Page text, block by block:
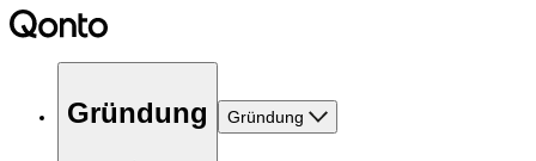
Gründung Gründung